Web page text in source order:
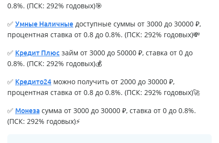
0.8%. (ПСК: 292% годовых)🎯
✅ Умные Наличные доступные суммы от 3000 до 30000 ₽,
процентная ставка от 0.8 до 0.8%. (ПСК: 292% годовых)💸
✅ Кредит Плюс займ от 3000 до 50000 ₽, ставка от 0 до
0.8%. (ПСК: 292% годовых)💰
✅ Кредито24 можно получить от 2000 до 30000 ₽,
процентная ставка от 0.8 до 0.8%. (ПСК: 292% годовых)🚀
✅ Монеза сумма от 3000 до 30000 ₽, ставка от 0 до 0.8%.
(ПСК: 292% годовых)⚡